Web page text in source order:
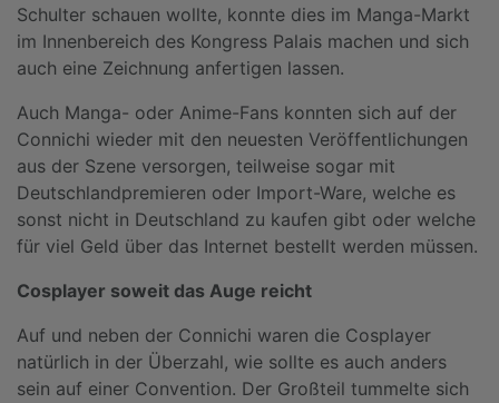
Schulter schauen wollte, konnte dies im Manga-Markt
im Innenbereich des Kongress Palais machen und sich
auch eine Zeichnung anfertigen lassen.
Auch Manga- oder Anime-Fans konnten sich auf der
Connichi wieder mit den neuesten Veröffentlichungen
aus der Szene versorgen, teilweise sogar mit
Deutschlandpremieren oder Import-Ware, welche es
sonst nicht in Deutschland zu kaufen gibt oder welche
für viel Geld über das Internet bestellt werden müssen.
Cosplayer soweit das Auge reicht
Auf und neben der Connichi waren die Cosplayer
natürlich in der Überzahl, wie sollte es auch anders
sein auf einer Convention. Der Großteil tummelte sich